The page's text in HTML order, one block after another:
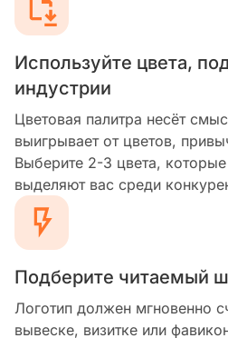
Используйте цвета,
индустрии
Цветовая палитра несёт
выигрывает от цветов,
Выберите 2-3 цвета,
выделяют вас среди
Подберите читаемый
Логотип должен мгновенно
вывеске, визитке или